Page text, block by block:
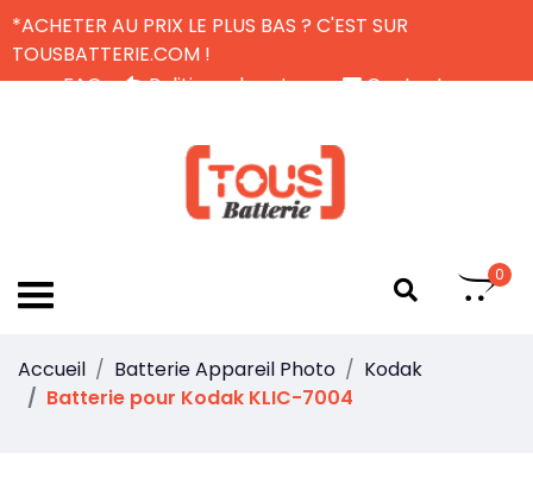
*ACHETER AU PRIX LE PLUS BAS ? C'EST SUR
TOUSBATTERIE.COM !
FAQ
Politique de retour
Contactez-nous
0
Accueil Batterie Appareil Photo
Kodak
Batterie pour Kodak KLIC-7004